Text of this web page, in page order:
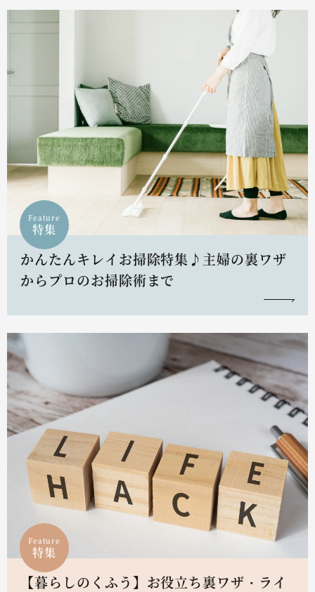
Feature
特集
かんたんキレイお掃除特集♪主婦の裏ワザ
からプロのお掃除術まで
Feature
特集
【暮らしのくふう】お役立ち裏ワザ・ライ